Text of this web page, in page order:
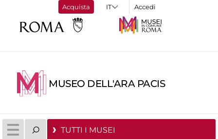
Acquista Accedi
MUSEO DELL'ARA PACIS
TUTTI I MUSEI